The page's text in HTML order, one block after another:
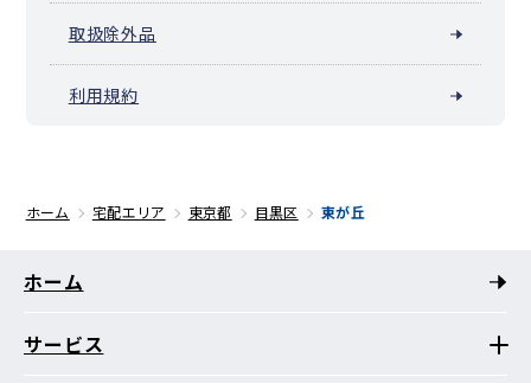
取扱除外品
利用規約
ホーム 宅配エリア 東京都 目黒区 東が丘
ホーム
サービス